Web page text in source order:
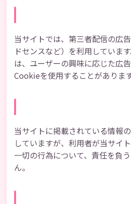
当サイトでは、第三者配信の広
ドセンスなど）を利用していま
は、ユーザーの興味に応じた広
Cookieを使用することがあります
当サイトに掲載されている情報
していますが、利用者が当サイ
一切の行為について、責任を負
ん。